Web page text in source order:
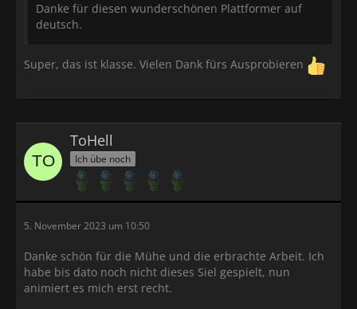
Danke für diesen wunderschönen Plattformer auf
deutsch.
Super, das ist klasse. Vielen Dank fürs Ausprobieren
ToHell
Ich übe noch
5. November 2023 um 10:50
Danke schön für die Mühe und die erbrachte Arbeit. Ich
habe bis dato noch nicht dieses Siel gespielt, nun
animiert es mich erst recht.